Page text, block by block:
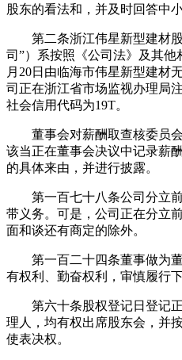
股东的看法和，并及时回答中
第二条浙江伟星新型建材股
司”）系按照《公司法》及其他
月20日由临海市伟星新型建材
司正在浙江省市场监视办理局
社会信用代码为19T。
董事会对薪酬取查核委员会
该当正在董事会决议中记录薪
的具体来由，并进行披露。
第一百七十八条公司分立前
带义务。可是，公司正在分立
面和谈还有商定的除外。
第一百二十四条董事做为董
有权利、勤奋权利，审慎履行下
第六十条股权登记日登记正
理人，均有权出席股东会，并
使表决权。